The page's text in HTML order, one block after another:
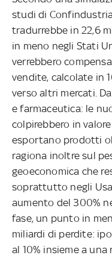
studi di
tradurrebbe in 22,6
in meno negli Stati
verrebbero
vendite, calcolate in
verso altri mercati.
e farmaceutica: le
colpirebbero in
esportano prodotti
ragiona inoltre sul
geoeconomica che
soprattutto negli
aumento del 300%
fase, un punto in
miliardi di perdite:
al 10% insieme a